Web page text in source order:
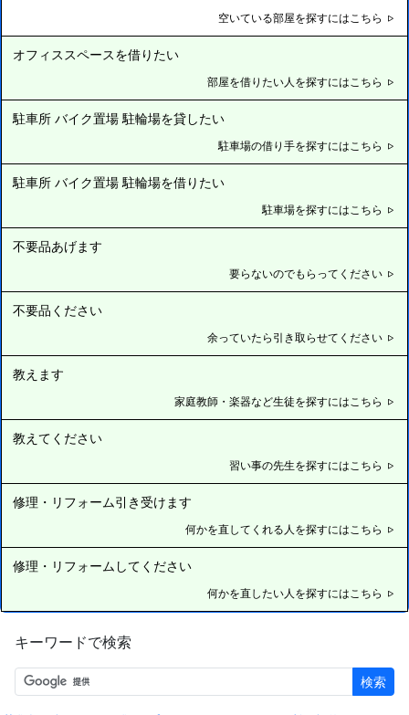
空いている部屋を探すにはこちら
オフィススペースを借りたい
部屋を借りたい人を探すにはこちら
駐車所 バイク置場 駐輪場を貸したい
駐車場の借り手を探すにはこちら
駐車所 バイク置場 駐輪場を借りたい
駐車場を探すにはこちら
不要品あげます
要らないのでもらってください
不要品ください
余っていたら引き取らせてください
教えます
家庭教師・楽器など生徒を探すにはこちら
教えてください
習い事の先生を探すにはこちら
修理・リフォーム引き受けます
何かを直してくれる人を探すにはこちら
修理・リフォームしてください
何かを直したい人を探すにはこちら
キーワードで検索
検索